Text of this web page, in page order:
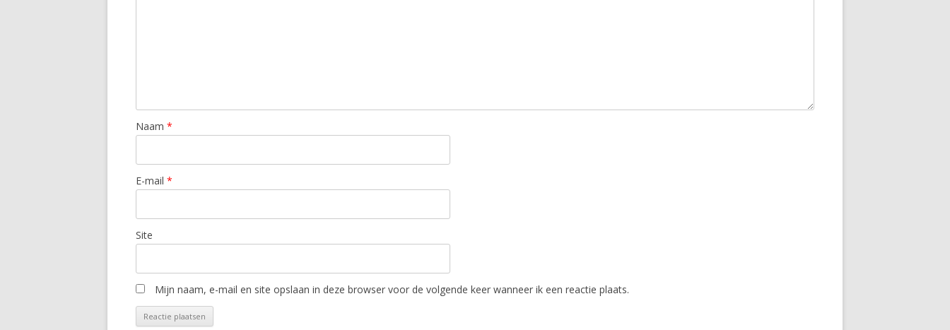
Naam *
E-mail *
Site
Mijn naam, e-mail en site opslaan in deze browser voor de volgende keer wanneer ik een reactie plaats.